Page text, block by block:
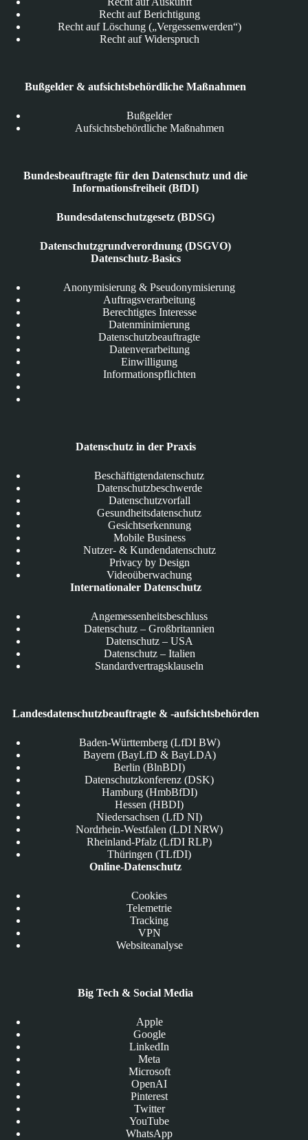
Recht auf Berichtigung
Recht auf Löschung („Vergessenwerden“)
Recht auf Widerspruch
Bußgelder & aufsichtsbehördliche Maßnahmen
Bußgelder
Aufsichtsbehördliche Maßnahmen
Bundesbeauftragte für den Datenschutz und die
Informationsfreiheit (BfDI)
Bundesdatenschutzgesetz (BDSG)
Datenschutzgrundverordnung (DSGVO)
Datenschutz-Basics
Anonymisierung & Pseudonymisierung
Auftragsverarbeitung
Berechtigtes Interesse
Datenminimierung
Datenschutzbeauftragte
Datenverarbeitung
Einwilligung
Informationspflichten
Datenschutz in der Praxis
Beschäftigtendatenschutz
Datenschutzbeschwerde
Datenschutzvorfall
Gesundheitsdatenschutz
Gesichtserkennung
Mobile Business
Nutzer- & Kundendatenschutz
Privacy by Design
Videoüberwachung
Internationaler Datenschutz
Angemessenheitsbeschluss
Datenschutz – Großbritannien
Datenschutz – USA
Datenschutz – Italien
Standardvertragsklauseln
Landesdatenschutzbeauftragte & -aufsichtsbehörden
Baden-Württemberg (LfDI BW)
Bayern (BayLfD & BayLDA)
Berlin (BlnBDI)
Datenschutzkonferenz (DSK)
Hamburg (HmbBfDI)
Hessen (HBDI)
Niedersachsen (LfD NI)
Nordrhein-Westfalen (LDI NRW)
Rheinland-Pfalz (LfDI RLP)
Thüringen (TLfDI)
Online-Datenschutz
Cookies
Telemetrie
Tracking
VPN
Websiteanalyse
Big Tech & Social Media
Apple
Google
LinkedIn
Meta
Microsoft
OpenAI
Pinterest
Twitter
YouTube
WhatsApp